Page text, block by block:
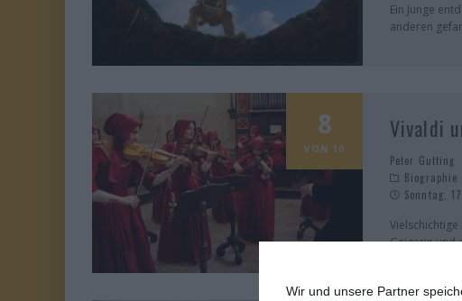
Wir und unsere Partner
Ein Junge
anderen
8
VON 10
Vivaldi
Peter Gutting
Biographie
Sonntag,
Geigerin und